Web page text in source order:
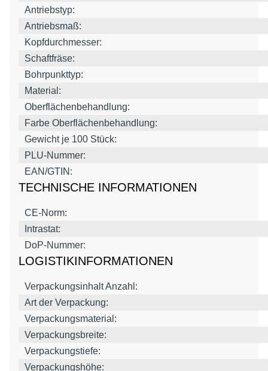
Antriebstyp:
Antriebsmaß:
Kopfdurchmesser:
Schaftfräse:
Bohrpunkttyp:
Material:
Oberflächenbehandlung:
Farbe Oberflächenbehandlung:
Gewicht je 100 Stück:
PLU-Nummer:
EAN/GTIN:
TECHNISCHE INFORMATIONEN
CE-Norm:
Intrastat:
DoP-Nummer:
LOGISTIKINFORMATIONEN
Verpackungsinhalt Anzahl:
Art der Verpackung:
Verpackungsmaterial:
Verpackungsbreite:
Verpackungstiefe:
Verpackungshöhe: